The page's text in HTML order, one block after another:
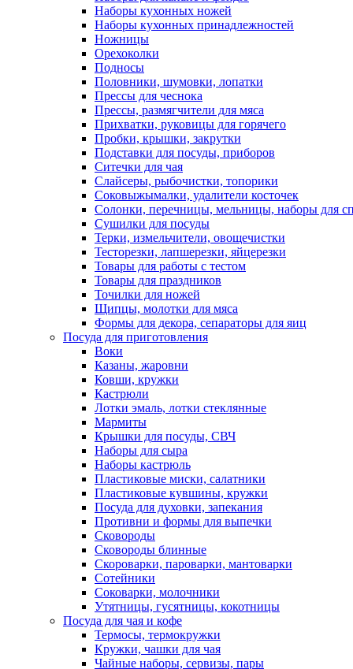
Наборы кухонных ножей
Наборы кухонных принадлежностей
Ножницы
Орехоколки
Подносы
Половники, шумовки, лопатки
Прессы для чеснока
Прессы, размягчители для мяса
Прихватки, руковицы для горячего
Пробки, крышки, закрутки
Подставки для посуды, приборов
Ситечки для чая
Слайсеры, рыбочистки, топорики
Соковыжымалки, удалители косточек
Солонки, перечницы, мельницы, наборы для
Сушилки для посуды
Терки, измельчители, овощечистки
Тесторезки, лапшерезки, яйцерезки
Товары для работы с тестом
Товары для праздников
Точилки для ножей
Щипцы, молотки для мяса
Формы для декора, сепараторы для яиц
Посуда для приготовления
Воки
Казаны, жаровни
Ковши, кружки
Кастрюли
Лотки эмаль, лотки стеклянные
Мармиты
Крышки для посуды, СВЧ
Наборы для сыра
Наборы кастрюль
Пластиковые миски, салатники
Пластиковые кувшины, кружки
Посуда для духовки, запекания
Противни и формы для выпечки
Сковороды
Сковороды блинные
Скороварки, пароварки, мантоварки
Сотейники
Соковарки, молочники
Утятницы, гусятницы, кокотницы
Посуда для чая и кофе
Термосы, термокружки
Кружки, чашки для чая
Чайные наборы, сервизы, пары